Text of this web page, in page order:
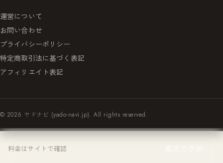
料金はサイトで確認
運営について
お問い合わせ
プライバシーポリシー
特定商取引法に基づく表記
アフィリエイト表記
© 2026 ヤドナビ (yado-navi.jp). All rights reserved.